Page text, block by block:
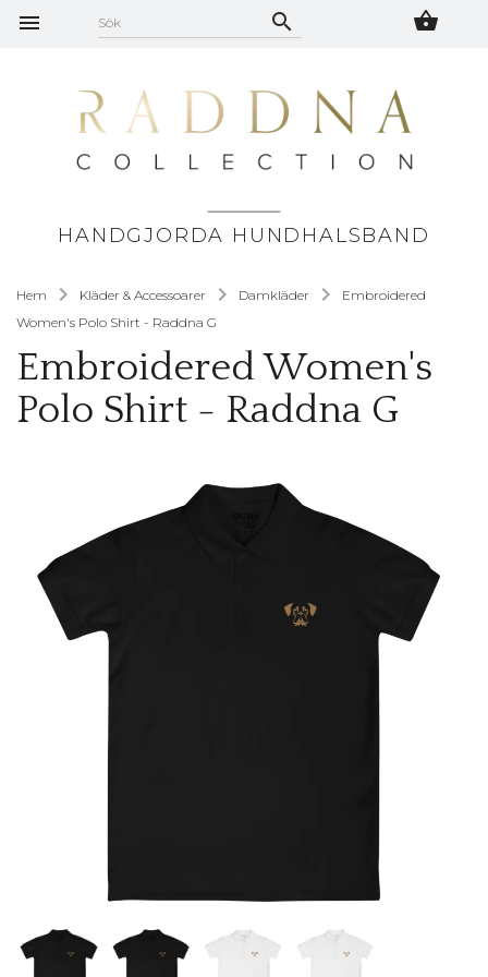
HANDGJORDA HUNDHALSBAND
Hem Kläder & Accessoarer Damkläder
Embroidered
Women's Polo Shirt - Raddna G
Embroidered Women's
Polo Shirt - Raddna G